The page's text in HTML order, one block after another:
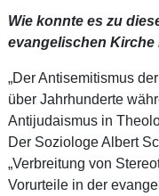
Wie konnte es zu
evangelischen Kirche
„Der Antisemitismus
über Jahrhunderte
Antijudaismus in
Der Soziologe Albert
„Verbreitung von
Vorurteile in der